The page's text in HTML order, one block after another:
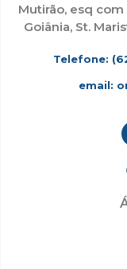
Mutirão, esq com
Goiânia, St.
Telefone:
email: